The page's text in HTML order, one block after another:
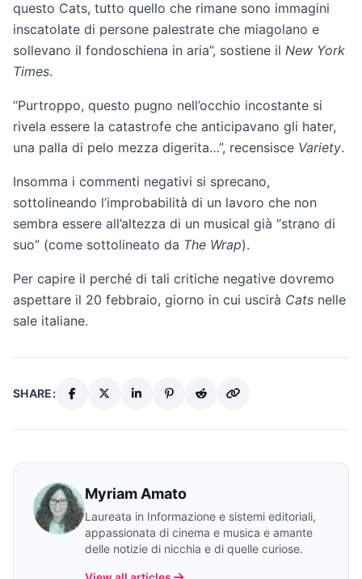
questo Cats, tutto quello che rimane sono immagini
inscatolate di persone palestrate che miagolano e
sollevano il fondoschiena in aria”, sostiene il New York
Times.
“Purtroppo, questo pugno nell’occhio incostante si
rivela essere la catastrofe che anticipavano gli hater,
una palla di pelo mezza digerita…”, recensisce Variety.
Insomma i commenti negativi si sprecano,
sottolineando l’improbabilità di un lavoro che non
sembra essere all’altezza di un musical già “strano di
suo” (come sottolineato da The Wrap).
Per capire il perché di tali critiche negative dovremo
aspettare il 20 febbraio, giorno in cui uscirà Cats nelle
sale italiane.
SHARE:
Myriam Amato
Laureata in Informazione e sistemi editoriali,
appassionata di cinema e musica e amante
delle notizie di nicchia e di quelle curiose.